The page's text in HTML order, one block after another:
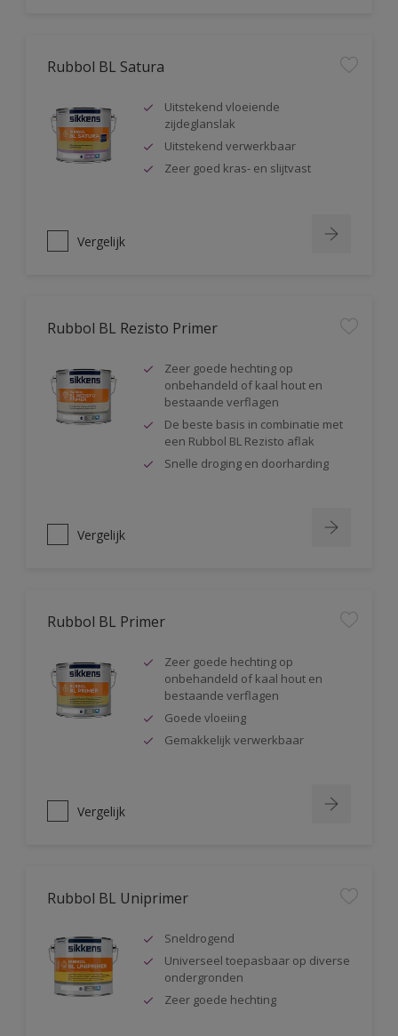
Rubbol BL Satura
Uitstekend vloeiende
zijdeglanslak
Uitstekend verwerkbaar
Zeer goed kras- en slijtvast
Vergelijk
Rubbol BL Rezisto Primer
Zeer goede hechting op
onbehandeld of kaal hout en
bestaande verflagen
De beste basis in combinatie met
een Rubbol BL Rezisto aflak
Snelle droging en doorharding
Vergelijk
Rubbol BL Primer
Zeer goede hechting op
onbehandeld of kaal hout en
bestaande verflagen
Goede vloeiing
Gemakkelijk verwerkbaar
Vergelijk
Rubbol BL Uniprimer
Sneldrogend
Universeel toepasbaar op diverse
ondergronden
Zeer goede hechting